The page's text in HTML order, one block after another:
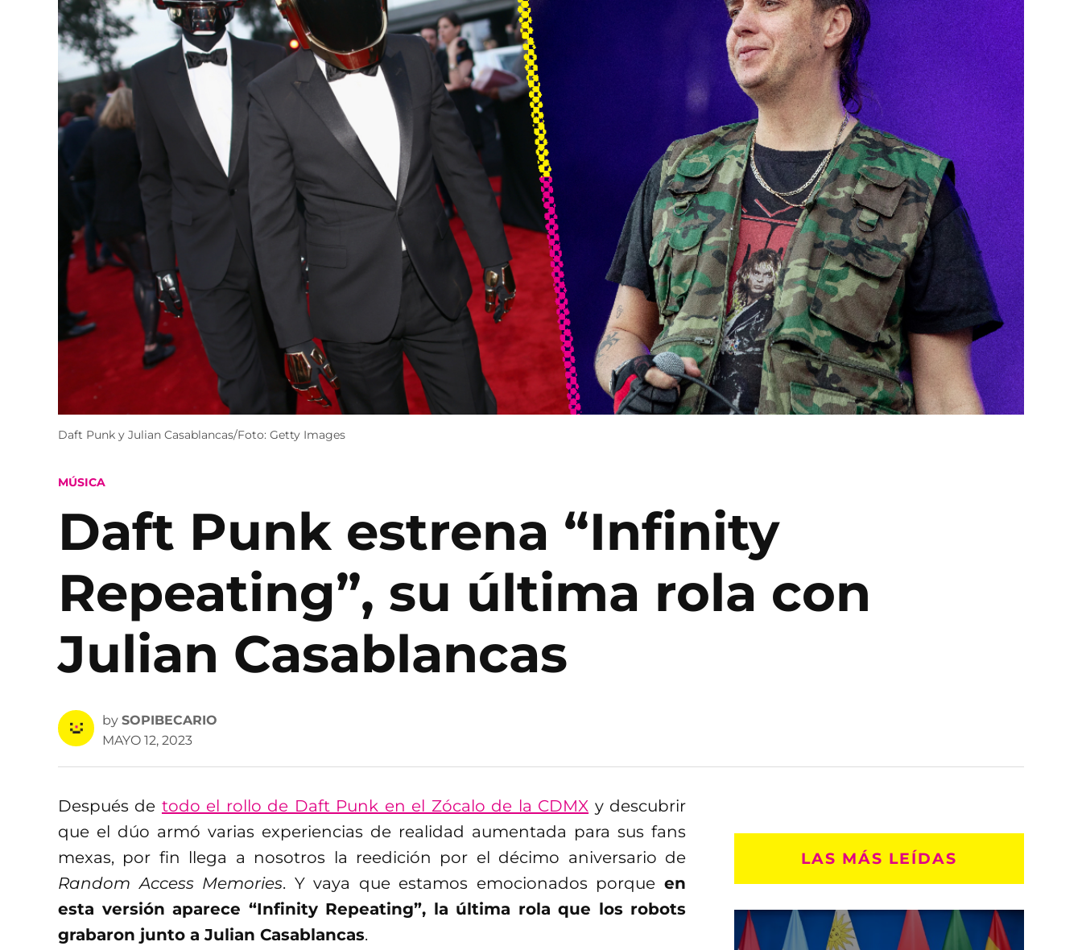
Daft Punk y Julian Casablancas/Foto: Getty Images
POSTED
MÚSICA
Daft Punk estrena “Infinity
Repeating”, su última rola con
Julian Casablancas
by SOPIBECARIO
MAYO 12, 2023
Después de todo el rollo de Daft Punk en el Zócalo de la CDMX y descubrir
que el dúo armó varias experiencias de realidad aumentada para sus fans
mexas, por fin llega a nosotros la reedición por el décimo aniversario de
Random Access Memories. Y vaya que estamos emocionados porqueen
esta versión aparece “Infinity Repeating”, la última rola que los robots
grabaron junto a Julian Casablancas.
LAS MÁS LEÍDAS